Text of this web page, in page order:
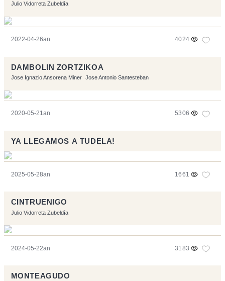
Julio Vidorreta Zubeldía
2022-04-26an 4024
DAMBOLIN ZORTZIKOA
Jose Ignazio Ansorena Miner Jose Antonio Santesteban
2020-05-21an 5306
YA LLEGAMOS A TUDELA!
2025-05-28an 1661
CINTRUENIGO
Julio Vidorreta Zubeldía
2024-05-22an 3183
MONTEAGUDO